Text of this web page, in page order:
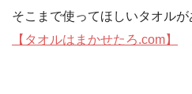
そこまで使ってほしいタオルが
【タオルはまかせたろ.com】